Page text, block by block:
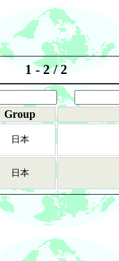
1 - 2 / 2
Group
日本
日本